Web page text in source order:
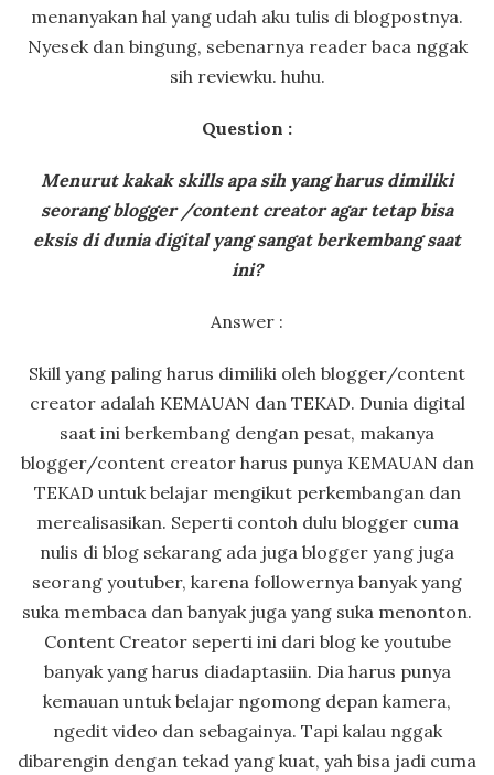
menanyakan hal yang udah aku tulis di blogpostnya.
Nyesek dan bingung, sebenarnya reader baca nggak
sih reviewku. huhu.
Question :
Menurut kakak skills apa sih yang harus dimiliki
seorang blogger /content creator agar tetap bisa
eksis di dunia digital yang sangat berkembang saat
ini?
Answer :
Skill yang paling harus dimiliki oleh blogger/content
creator adalah KEMAUAN dan TEKAD. Dunia digital
saat ini berkembang dengan pesat, makanya
blogger/content creator harus punya KEMAUAN dan
TEKAD untuk belajar mengikut perkembangan dan
merealisasikan. Seperti contoh dulu blogger cuma
nulis di blog sekarang ada juga blogger yang juga
seorang youtuber, karena followernya banyak yang
suka membaca dan banyak juga yang suka menonton.
Content Creator seperti ini dari blog ke youtube
banyak yang harus diadaptasiin. Dia harus punya
kemauan untuk belajar ngomong depan kamera,
ngedit video dan sebagainya. Tapi kalau nggak
dibarengin dengan tekad yang kuat, yah bisa jadi cuma